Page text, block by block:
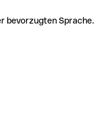
bevorzugten Sprache.